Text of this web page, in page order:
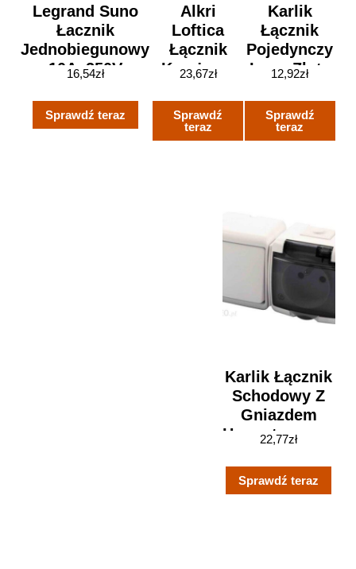
Legrand Suno
Łacznik
Jednobiegunowy
10Ax250V
16,54zł
Sprawdź teraz
Karlik
Łącznik
Pojedynczy
Logo Złoty
8LWP-1 )
12,92zł
Sprawdź
teraz
Alkri
Loftica
Łącznik
Krzyżowy
H1R140MB
23,67zł
Sprawdź
teraz
Karlik Łącznik
Schodowy Z
Gniazdem
Hermetycznym
22,77zł
Sprawdź teraz